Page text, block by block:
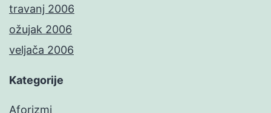
travanj 2006
ožujak 2006
veljača 2006
Kategorije
Aforizmi